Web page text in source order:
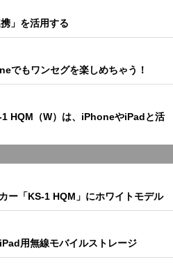
」を活用する
でもワンセグを楽しめちゃう！
HQM（W）は、iPhoneやiPadと活
ー「KS-1 HQM」にホワイトモデル
用無線モバイルストレージ